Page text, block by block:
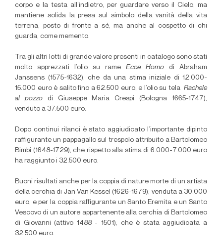
corpo e la testa all’indietro, per guardare verso il Cielo, ma
mantiene solida la presa sul simbolo della vanità della vita
terrena, posto di fronte a sé, ma anche al cospetto di chi
guarda, come memento.
Tra gli altri lotti di grande valore presenti in catalogo sono stati
molto apprezzati l’olio su rame Ecce Homo di Abraham
Janssens (1575-1632), che da una stima iniziale di 12.000-
15.000 euro è salito fino a 62.500 euro, e l’olio su tela Rachele
al pozzodi Giuseppe Maria Crespi (Bologna 1665-1747),
venduto a 37.500 euro.
Dopo continui rilanci è stato aggiudicato l’importante dipinto
raffigurante un pappagallo sul trespolo attribuito a Bartolomeo
Bimbi (1648-1729), che rispetto alla stima di 6.000-7.000 euro
ha raggiunto i 32.500 euro.
Buoni risultati anche per la coppia di nature morte di un artista
della cerchia di Jan Van Kessel (1626-1679), venduta a 30.000
euro, e per la coppia raffigurante un Santo Eremita e un Santo
Vescovo di un autore appartenente alla cerchia di Bartolomeo
di Giovanni (attivo 1488 - 1501), che è stata aggiudicata a
32.500 euro.